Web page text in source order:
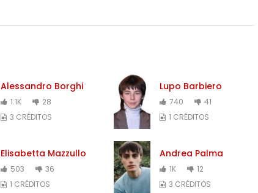
Alessandro Borghi
1.1K
28
3 CRÉDITOS
Lupo Barbiero
740
41
1 CRÉDITOS
Elisabetta Mazzullo
503
36
1 CRÉDITOS
Andrea Palma
1K
12
3 CRÉDITOS